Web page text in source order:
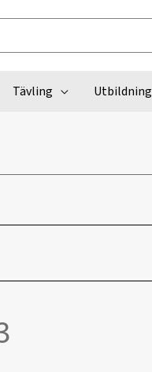
Tävling Utbildning